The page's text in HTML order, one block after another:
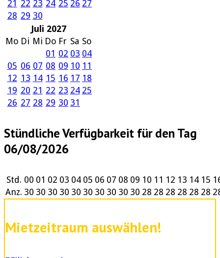
21 22 23 24 25 26 27
28 29 30
Juli 2027
Mo Di Mi Do Fr Sa So
01 02 03 04
05 06 07 08 09 10 11
12 13 14 15 16 17 18
19 20 21 22 23 24 25
26 27 28 29 30 31
Stündliche Verfügbarkeit für den Tag
06/08/2026
Std. 00 01 02 03 04 05 06 07 08 09 10 11 12 13 14 15
Anz. 30 30 30 30 30 30 30 30 30 30 28 28 28 28 28 28
Mietzeitraum auswählen!